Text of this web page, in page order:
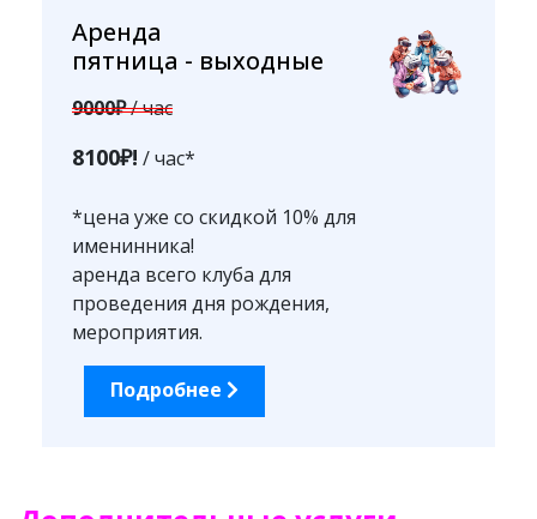
Аренда
пятница - выходные
9000₽/ час
8100₽! / час*
*цена уже со скидкой 10% для
именинника!
аренда всего клуба для
проведения дня рождения,
мероприятия.
Подробнее